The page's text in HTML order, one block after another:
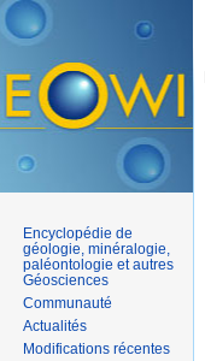
Encyclopédie de
géologie, minéralogie,
paléontologie et autres
Géosciences
Communauté
Actualités
Modifications récentes